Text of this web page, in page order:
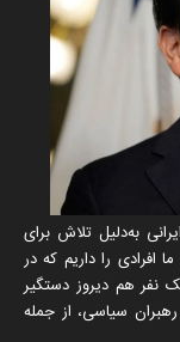
به‌دلیل تلاش برای
افرادی را داریم که در
نفر هم دیروز دستگیر
رهبران سیاسی، از جمله